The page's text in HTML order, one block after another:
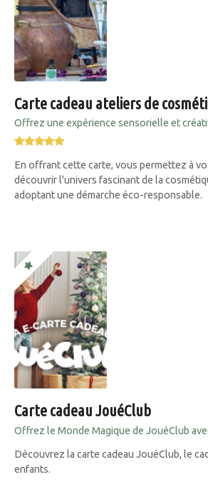
Carte cadeau ateliers de
Offrez une expérience sensorielle et
En offrant cette carte, vous permettez à
découvrir l'univers fascinant de la
adoptant une démarche éco-responsable.
Carte cadeau JouéClub
Offrez le Monde Magique de JouéClub
Découvrez la carte cadeau JouéClub, le
enfants.